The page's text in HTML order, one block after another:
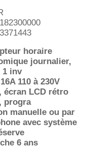
horaire
journalier,
1 inv
110 à 230V
écran LCD rétro
progra
manuelle ou par
avec système
6 ans